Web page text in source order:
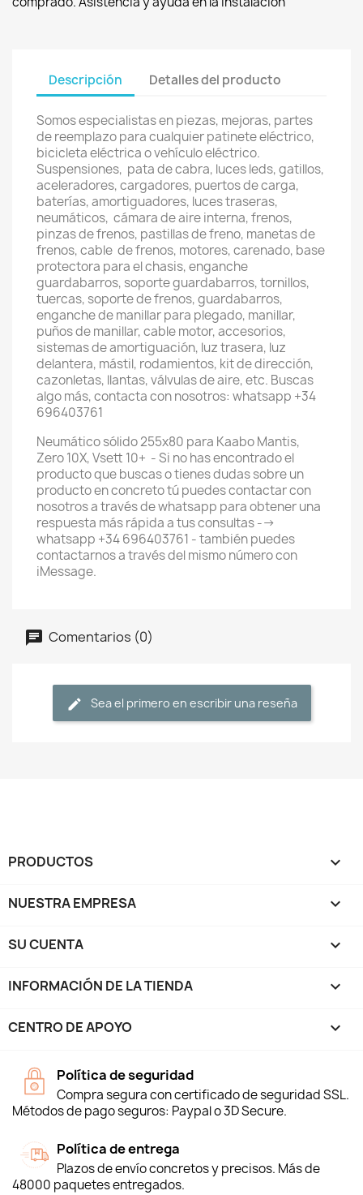
Descripción Detalles del producto
Somos especialistas en piezas, mejoras, partes
de reemplazo para cualquier patinete eléctrico,
bicicleta eléctrica o vehículo eléctrico.
Suspensiones, pata de cabra, luces leds, gatillos,
aceleradores, cargadores, puertos de carga,
baterías, amortiguadores, luces traseras,
neumáticos, cámara de aire interna, frenos,
pinzas de frenos, pastillas de freno, manetas de
frenos, cable de frenos, motores, carenado, base
protectora para el chasis, enganche
guardabarros, soporte guardabarros, tornillos,
tuercas, soporte de frenos, guardabarros,
enganche de manillar para plegado, manillar,
puños de manillar, cable motor, accesorios,
sistemas de amortiguación, luz trasera, luz
delantera, mástil, rodamientos, kit de dirección,
cazonletas, llantas, válvulas de aire, etc. Buscas
algo más, contacta con nosotros: whatsapp +34
696403761
Neumático sólido 255x80 para Kaabo Mantis,
Zero 10X, Vsett 10+ - Si no has encontrado el
producto que buscas o tienes dudas sobre un
producto en concreto tú puedes contactar con
nosotros a través de whatsapp para obtener una
respuesta más rápida a tus consultas -->
whatsapp +34 696403761 - también puedes
contactarnos a través del mismo número con
iMessage.
Comentarios (0)
Sea el primero en escribir una reseña
PRODUCTOS 
NUESTRA EMPRESA 
SU CUENTA 
INFORMACIÓN DE LA TIENDA keyboard_arrow_down
CENTRO DE APOYO 
Política de seguridad
Compra segura con certificado de seguridad SSL.
Métodos de pago seguros: Paypal o 3D Secure.
Política de entrega
Plazos de envío concretos y precisos. Más de
48000 paquetes entregados.